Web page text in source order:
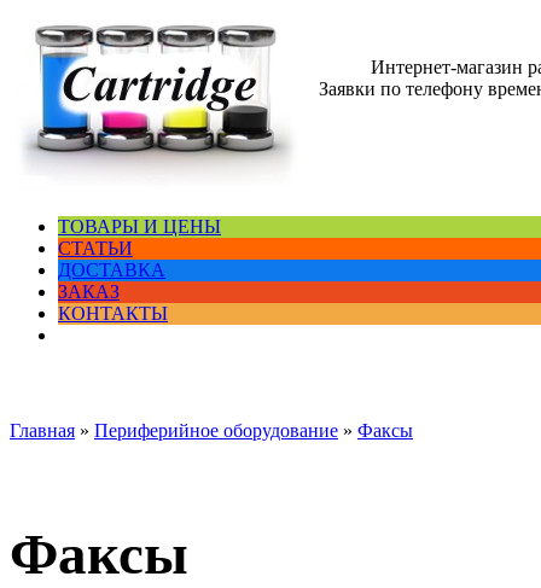
Интернет-магазин
Заявки по телефону
ТОВАРЫ И ЦЕНЫ
СТАТЬИ
ДОСТАВКА
ЗАКАЗ
КОНТАКТЫ
Главная » Периферийное оборудование » Факсы
Факсы